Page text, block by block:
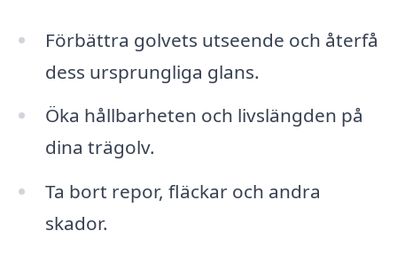
Förbättra golvets utseende och återfå
dess ursprungliga glans.
Öka hållbarheten och livslängden på
dina trägolv.
Ta bort repor, fläckar och andra
skador.